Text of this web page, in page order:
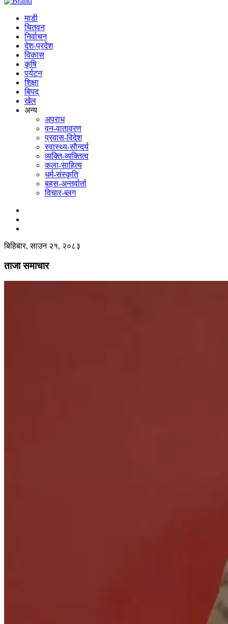
माडी
चितवन
निर्वाचन
देश-प्रदेश
विकास
कृषि
पर्यटन
शिक्षा
बिपद्
खेल
अन्य
अपराध
वन-वातावरण
प्रवास-विदेश
स्वास्थ्य-साैन्दर्य
व्यक्ति-व्यक्तित्व
कला-साहित्य
धर्म-संस्कृति
बहस-अन्तर्वार्ता
विचार-ब्लग
बिहिबार, साउन २१, २०८३
ताजा समाचार